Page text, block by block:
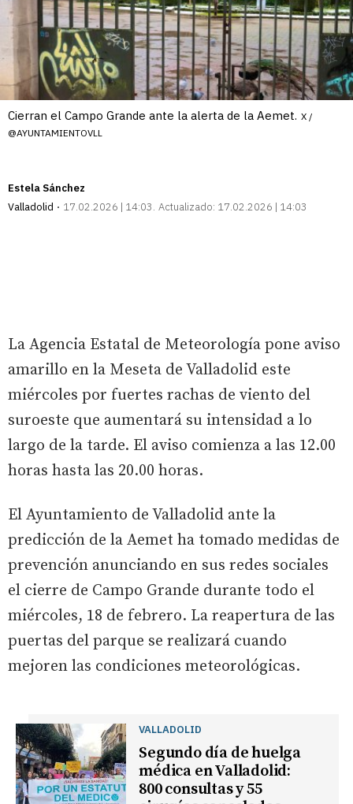
Cierran el Campo Grande ante la alerta de la Aemet. X /
@AYUNTAMIENTOVLL
Estela Sánchez
Valladolid
17.02.2026 | 14:03 Actualizado: 17.02.2026 | 14:03
La Agencia Estatal de Meteorología pone aviso
amarillo en la Meseta de Valladolid este
miércoles por fuertes rachas de viento del
suroeste que aumentará su intensidad a lo
largo de la tarde. El aviso comienza a las 12.00
horas hasta las 20.00 horas.
El Ayuntamiento de Valladolid ante la
predicción de la Aemet ha tomado medidas de
prevención anunciando en sus redes sociales
el cierre de Campo Grande durante todo el
miércoles, 18 de febrero. La reapertura de las
puertas del parque se realizará cuando
mejoren las condiciones meteorológicas.
VALLADOLID
Segundo día de huelga
médica en Valladolid:
800 consultas y 55